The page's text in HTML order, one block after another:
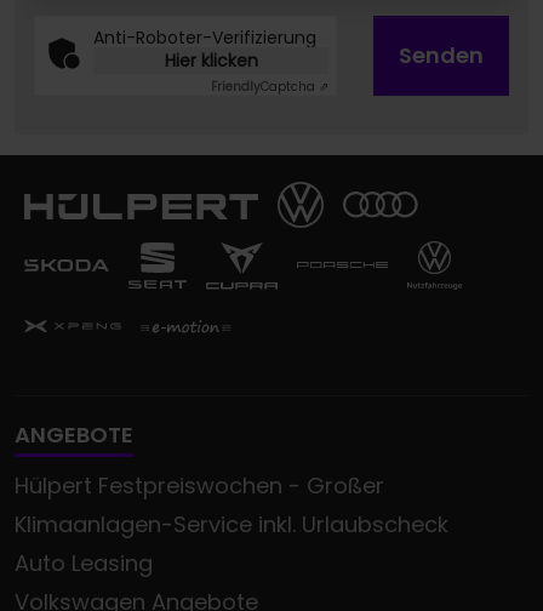
Anti-Roboter-Verifizierung
Hier klicken
FriendlyCaptcha ⇗
Senden
ANGEBOTE
Hülpert Festpreiswochen - Großer
Klimaanlagen-Service inkl. Urlaubscheck
Auto Leasing
Volkswagen Angebote